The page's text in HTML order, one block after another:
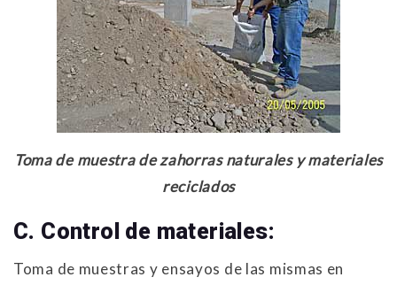
Toma de muestra de zahorras naturales y materiales
reciclados
C. Control de materiales:
Toma de muestras y ensayos de las mismas en